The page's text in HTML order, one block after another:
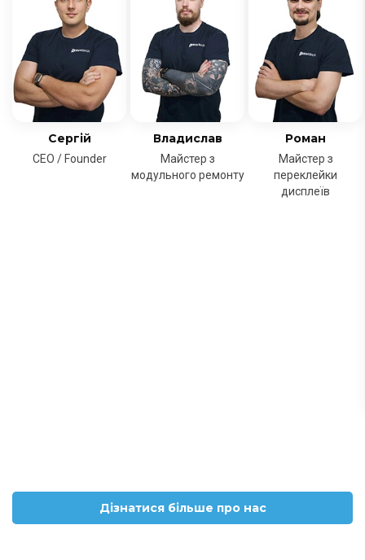
Сергій
CEO / Founder
Владислав
Майстер з
модульного ремонту
Роман
Майстер з
переклейки
дисплеїв
Дізнатися більше про нас